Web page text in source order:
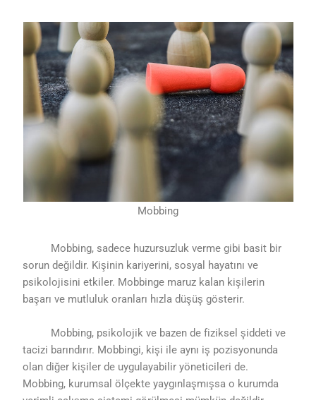
Mobbing
Mobbing, sadece huzursuzluk verme gibi basit bir
sorun değildir. Kişinin kariyerini, sosyal hayatını ve
psikolojisini etkiler. Mobbinge maruz kalan kişilerin
başarı ve mutluluk oranları hızla düşüş gösterir.
Mobbing, psikolojik ve bazen de fiziksel şiddeti ve
tacizi barındırır. Mobbingi, kişi ile aynı iş pozisyonunda
olan diğer kişiler de uygulayabilir yöneticileri de.
Mobbing, kurumsal ölçekte yaygınlaşmışsa o kurumda